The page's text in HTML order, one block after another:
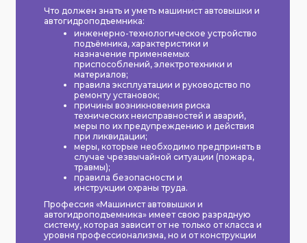
Что должен знать и уметь машинист автовышки и
автогидроподъемника:
инженерно-технологическое устройство
подъёмника, характеристики и
назначение применяемых
приспособлений, электротехники и
материалов;
правила эксплуатации и руководство по
ремонту установок;
причины возникновения риска
технических неисправностей и аварий,
меры по их предупреждению и действия
при ликвидации;
меры, которые необходимо предпринять в
случае чрезвычайной ситуации (пожара,
травмы);
правила безопасности и
инструкции охраны труда.
Профессия «Машинист автовышки и
автогидроподъемника» имеет свою разрядную
систему, которая зависит от не только от класса и
уровня профессионализма, но и от конструкции